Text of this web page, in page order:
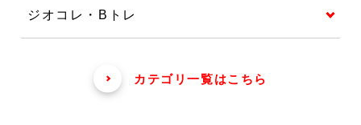
ジオコレ・Bトレ
カテゴリ一覧はこちら